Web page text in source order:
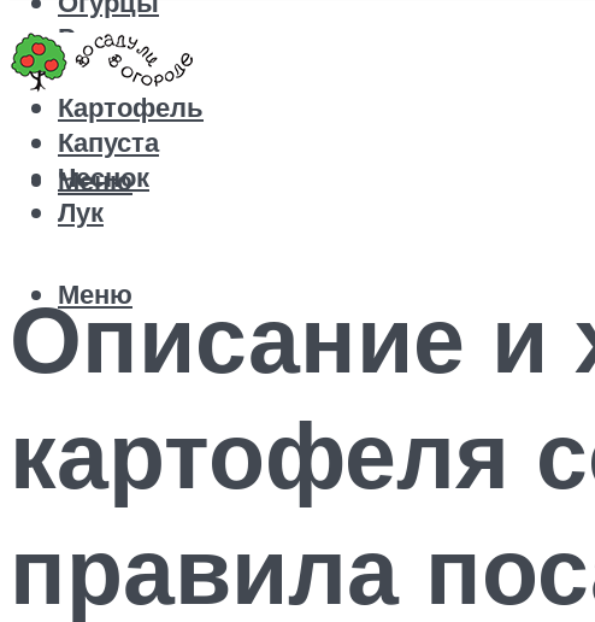
Рецепты
Перец
Картофель
Капуста
Чеснок
Лук
Меню
Меню
Описание и
картофеля
правила